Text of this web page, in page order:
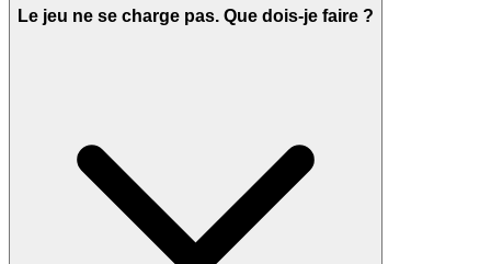
Le jeu ne se charge pas. Que dois-je faire ?